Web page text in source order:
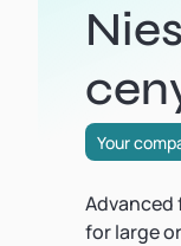
Your
for large